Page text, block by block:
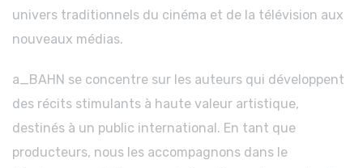
univers traditionnels du cinéma et de la télévision aux
nouveaux médias.
a_BAHN se concentre sur les auteurs qui développent
des récits stimulants à haute valeur artistique,
destinés à un public international. En tant que
producteurs, nous les accompagnons dans le